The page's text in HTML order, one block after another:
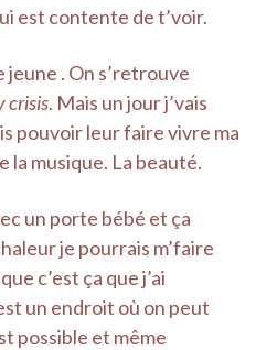
est contente de t’voir.
jeune . On s’retrouve
crisis. Mais un jour j’vais
pouvoir leur faire vivre ma
la musique. La beauté.
un porte bébé et ça
je pourrais m’faire
c’est ça que j’ai
un endroit où on peut
possible et même